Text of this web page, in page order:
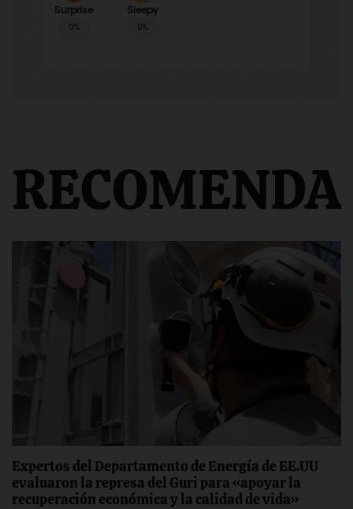
Surprise
0%
Sleepy
0%
Expertos del Departamento de Energía de EE.UU
evaluaron la represa del Guri para «apoyar la
recuperación económica y la calidad de vida»